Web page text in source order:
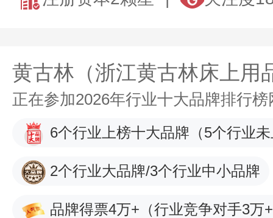
黄古林（浙江黄古林床上用
正在参加2026年行业十大品牌排行
6个行业上榜十大品牌 （5个行业
2个行业大品牌/3个行业中小品牌
品牌得票4万+ （行业竞争对手3万